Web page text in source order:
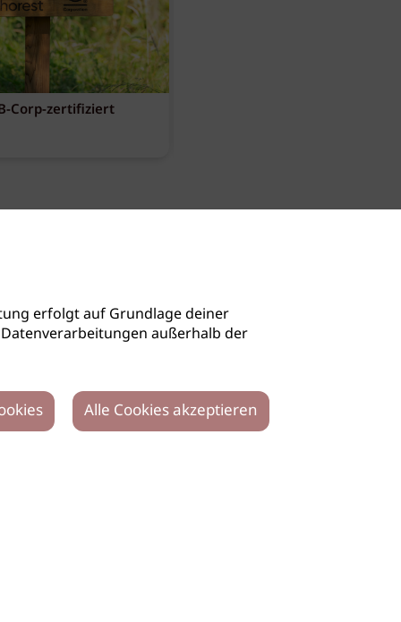
Corp-zertifiziert
erfolgt auf Grundlage deiner
Datenverarbeitungen außerhalb der
Alle Cookies akzeptieren